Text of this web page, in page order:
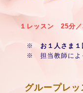
１レッスン 25分／
※ お１人さま１
※ 担当教師によ
グループレ